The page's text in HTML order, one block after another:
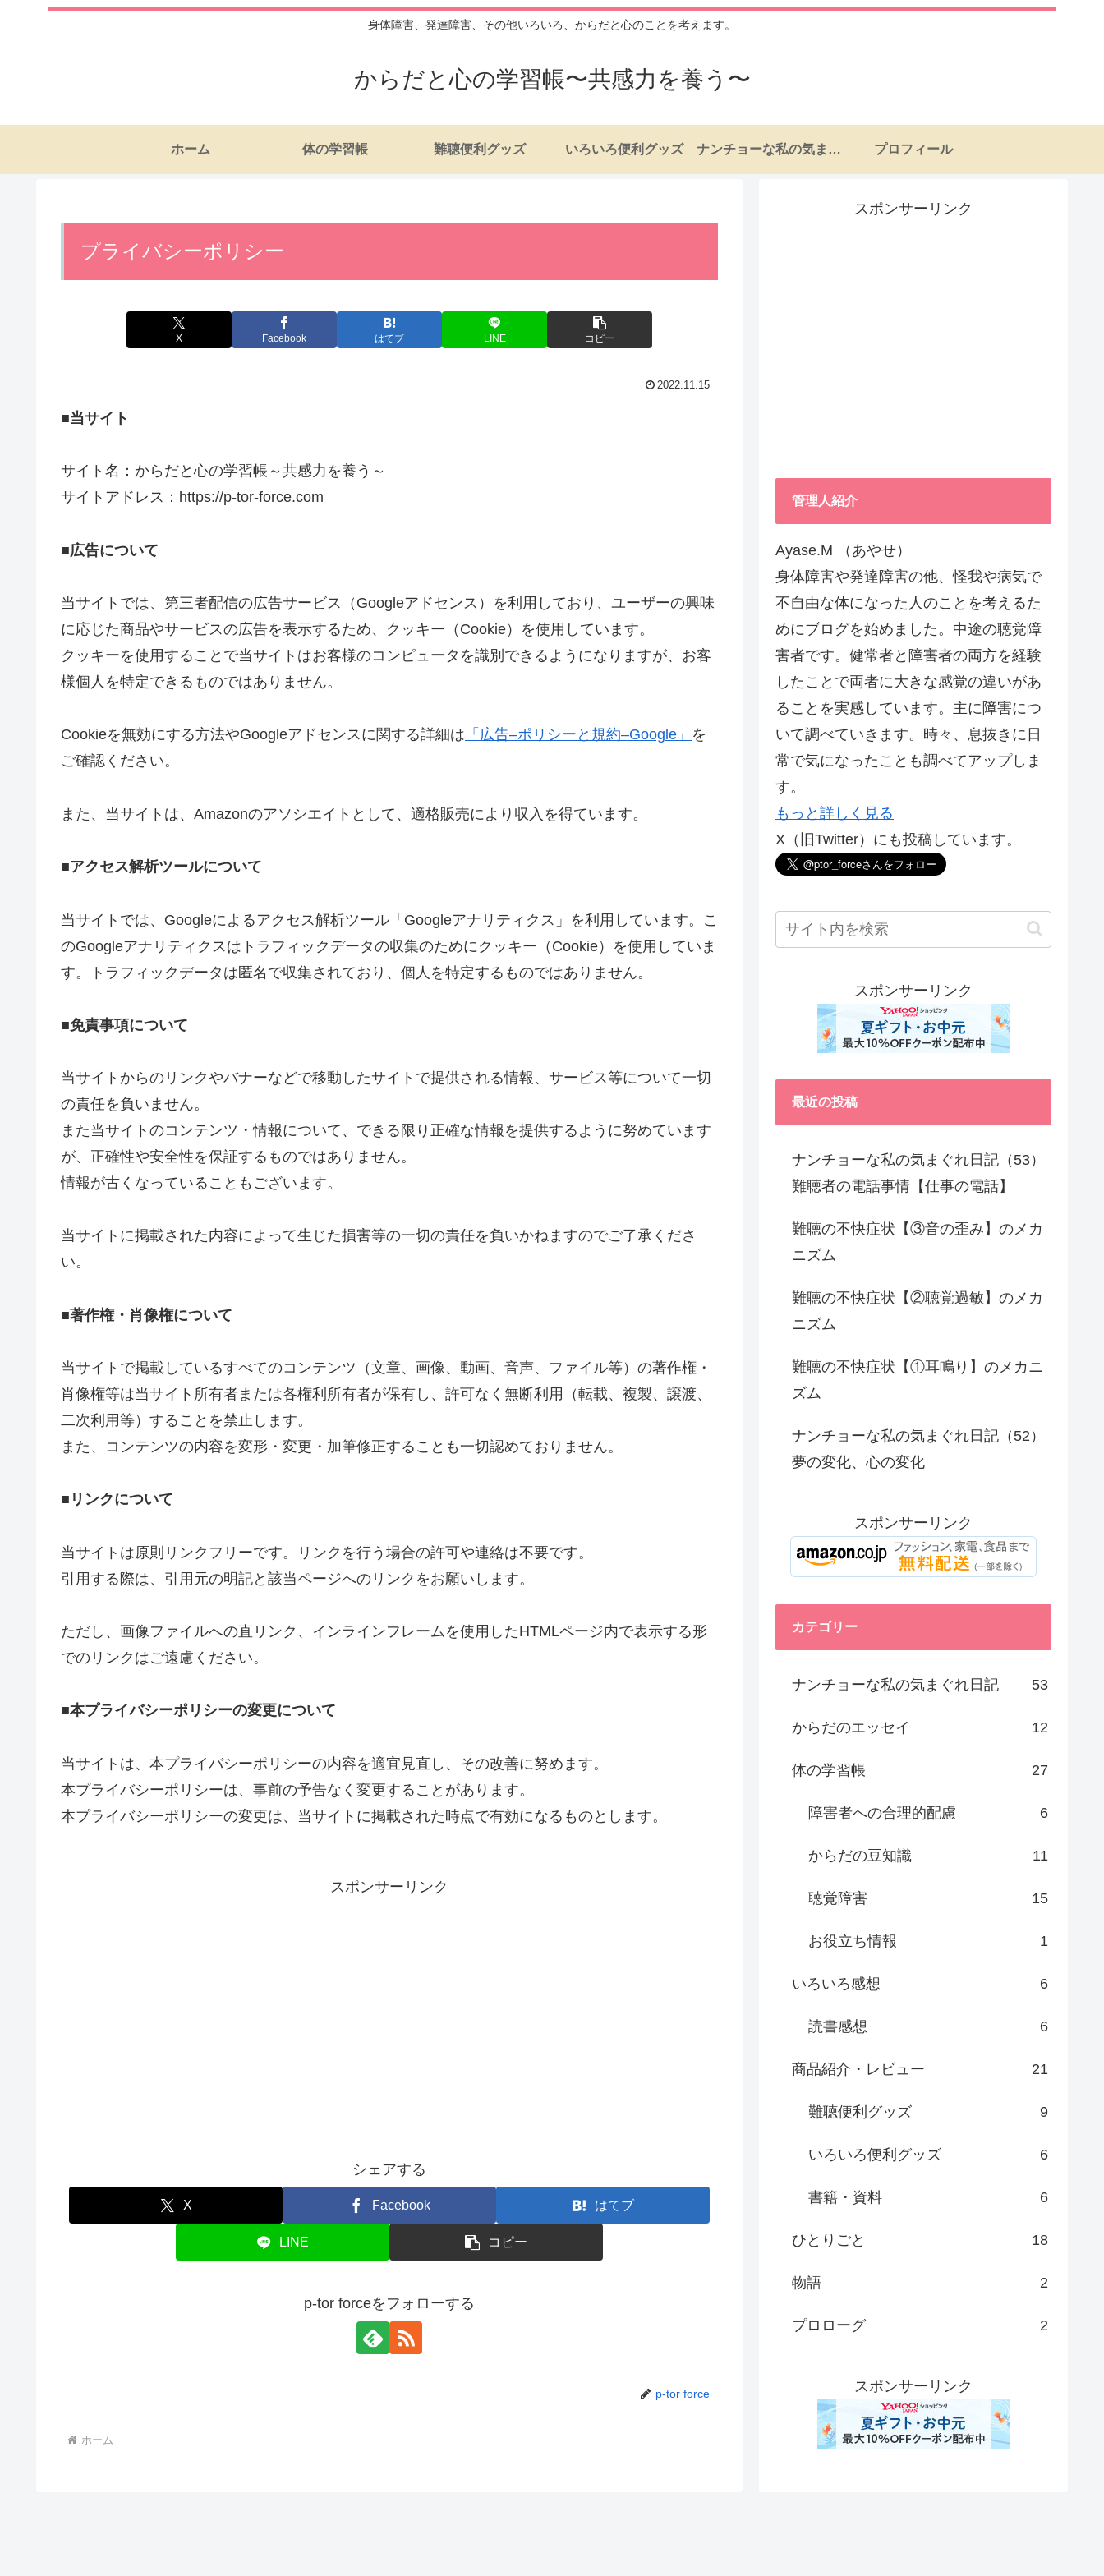
身体障害、発達障害、その他いろいろ、からだと心のことを考えます。
からだと心の学習帳〜共感力を養う〜
ホーム 体の学習帳 難聴便利グッズ いろいろ便利グッズ ナンチョーな私の気まぐれ日記 プロフィール
プライバシーポリシー
X Facebook はてブ LINE コピー
2022.11.15
■当サイト
サイト名：からだと心の学習帳～共感力を養う～
サイトアドレス：https://p-tor-force.com
■広告について
当サイトでは、第三者配信の広告サービス（Googleアドセンス）を利用しており、ユーザーの興味
に応じた商品やサービスの広告を表示するため、クッキー（Cookie）を使用しています。
クッキーを使用することで当サイトはお客様のコンピュータを識別できるようになりますが、お客
様個人を特定できるものではありません。
Cookieを無効にする方法やGoogleアドセンスに関する詳細は 「広告–ポリシーと規約–Google」 を
ご確認ください。
また、当サイトは、Amazonのアソシエイトとして、適格販売により収入を得ています。
■アクセス解析ツールについて
当サイトでは、Googleによるアクセス解析ツール「Googleアナリティクス」を利用しています。こ
のGoogleアナリティクスはトラフィックデータの収集のためにクッキー（Cookie）を使用していま
す。トラフィックデータは匿名で収集されており、個人を特定するものではありません。
■免責事項について
当サイトからのリンクやバナーなどで移動したサイトで提供される情報、サービス等について一切
の責任を負いません。
また当サイトのコンテンツ・情報について、できる限り正確な情報を提供するように努めています
が、正確性や安全性を保証するものではありません。
情報が古くなっていることもございます。
当サイトに掲載された内容によって生じた損害等の一切の責任を負いかねますのでご了承くださ
い。
■著作権・肖像権について
当サイトで掲載しているすべてのコンテンツ（文章、画像、動画、音声、ファイル等）の著作権・
肖像権等は当サイト所有者または各権利所有者が保有し、許可なく無断利用（転載、複製、譲渡、
二次利用等）することを禁止します。
また、コンテンツの内容を変形・変更・加筆修正することも一切認めておりません。
■リンクについて
当サイトは原則リンクフリーです。リンクを行う場合の許可や連絡は不要です。
引用する際は、引用元の明記と該当ページへのリンクをお願いします。
ただし、画像ファイルへの直リンク、インラインフレームを使用したHTMLページ内で表示する形
でのリンクはご遠慮ください。
■本プライバシーポリシーの変更について
当サイトは、本プライバシーポリシーの内容を適宜見直し、その改善に努めます。
本プライバシーポリシーは、事前の予告なく変更することがあります。
本プライバシーポリシーの変更は、当サイトに掲載された時点で有効になるものとします。
スポンサーリンク
シェアする
X Facebook はてブ
LINE コピー
p-tor forceをフォローする
p-tor force
ホーム
スポンサーリンク
管理人紹介
Ayase.M （あやせ）
身体障害や発達障害の他、怪我や病気で
不自由な体になった人のことを考えるた
めにブログを始めました。中途の聴覚障
害者です。健常者と障害者の両方を経験
したことで両者に大きな感覚の違いがあ
ることを実感しています。主に障害につ
いて調べていきます。時々、息抜きに日
常で気になったことも調べてアップしま
す。
もっと詳しく見る
X（旧Twitter）にも投稿しています。
スポンサーリンク
最近の投稿
ナンチョーな私の気まぐれ日記（53）
難聴者の電話事情【仕事の電話】
難聴の不快症状【③音の歪み】のメカ
ニズム
難聴の不快症状【②聴覚過敏】のメカ
ニズム
難聴の不快症状【①耳鳴り】のメカニ
ズム
ナンチョーな私の気まぐれ日記（52）
夢の変化、心の変化
スポンサーリンク
カテゴリー
ナンチョーな私の気まぐれ日記 53
からだのエッセイ 12
体の学習帳 27
障害者への合理的配慮 6
からだの豆知識 11
聴覚障害 15
お役立ち情報 1
いろいろ感想 6
読書感想 6
商品紹介・レビュー 21
難聴便利グッズ 9
いろいろ便利グッズ 6
書籍・資料 6
ひとりごと 18
物語 2
プロローグ 2
スポンサーリンク